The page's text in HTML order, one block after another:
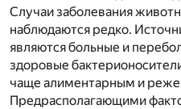
Случаи заболевания
наблюдаются редко.
являются больные и
здоровые
чаще алиментарным и
Предрасполагающими